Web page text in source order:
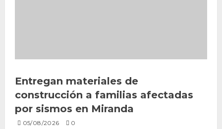
Entregan materiales de
construcción a familias afectadas
por sismos en Miranda
05/08/2026 0